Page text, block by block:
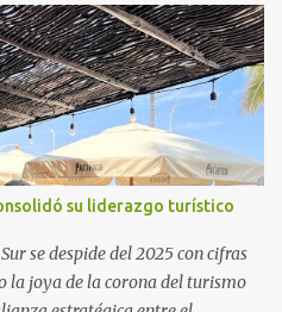
su liderazgo turístico
se despide del 2025 con cifras
la joya de la corona del turismo